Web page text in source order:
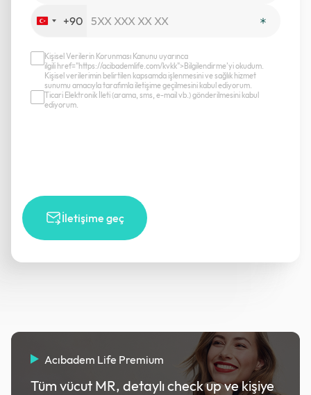
Turkey
+90
İletişime geç
Kişisel Verilerin Korunması Kanunu uyarınca
ilgili href="https://acibademlife.com/kvkk">Bilgilendirme’yi okudum.
Kişisel verilerimin belirtilen kapsamda işlenmesini ve sağlık hizmet
sunumu amacıyla tarafımla iletişime geçilmesini kabul ediyorum.
Ticari Elektronik İleti (arama, sms, e-mail vb.) gönderilmesini kabul
ediyorum.
Acıbadem Life Premium
Tüm vücut MR, detaylı check up ve kişiye